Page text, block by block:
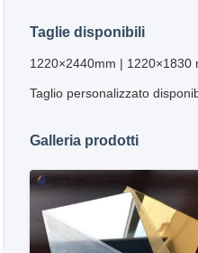
Taglie disponibili
1220×2440mm | 1220×1830
Taglio personalizzato
Galleria prodotti